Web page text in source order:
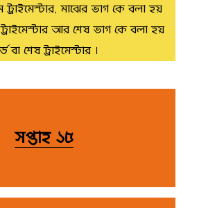
ট্রাইমেস্টার, মাঝের ভাগ কে বলা হয়
ট্রাইমেস্টার আর শেষ ভাগ কে বলা হয়
বা শেষ ট্রাইমেস্টার ।
সপ্তাহ ১৫